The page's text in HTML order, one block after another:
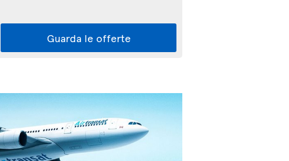
Guarda le offerte